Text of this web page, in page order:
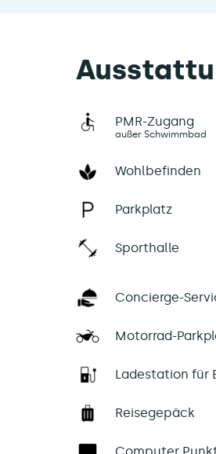
PMR-Zugang
außer Schwimmbad
Wohlbefinden
Parkplatz
Sporthalle
Concierge-
Motorrad-
Ladestation für
Reisegepäck